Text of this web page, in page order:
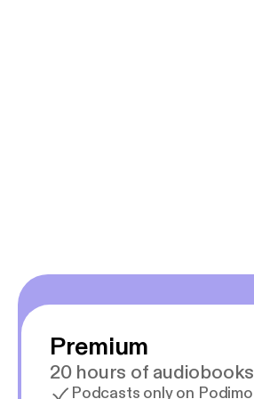
Premium
20 hours of audiobooks
Podcasts only on Podimo